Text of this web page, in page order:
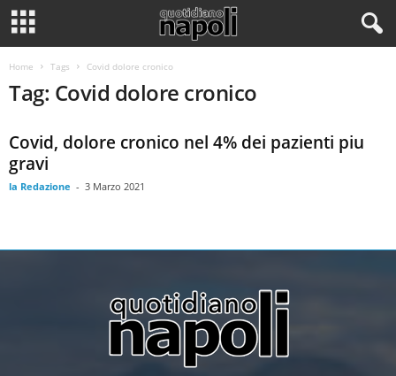
Home Tags Covid dolore cronico
Tag: Covid dolore cronico
Covid, dolore cronico nel 4% dei pazienti piu
gravi
la Redazione - 3 Marzo 2021